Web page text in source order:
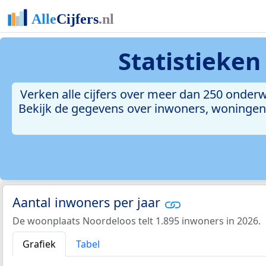
Statistieken
Verken alle cijfers over meer dan 250
Bekijk de gegevens over inwoners,
Aantal inwoners per jaar
De woonplaats Noordeloos telt 1.895 inwoners in 2026.
Grafiek
Tabel